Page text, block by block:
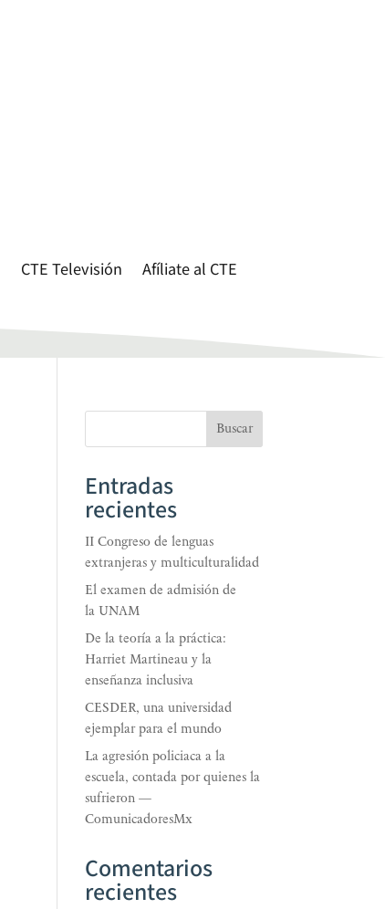
CTE Televisión Afíliate al CTE
Buscar
Entradas
recientes
II Congreso de lenguas
extranjeras y multiculturalidad
El examen de admisión de
la UNAM
De la teoría a la práctica:
Harriet Martineau y la
enseñanza inclusiva
CESDER, una universidad
ejemplar para el mundo
La agresión policiaca a la
escuela, contada por quienes la
sufrieron —
ComunicadoresMx
Comentarios
recientes